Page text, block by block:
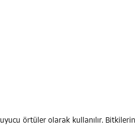
örtüler olarak kullanılır. Bitkilerin